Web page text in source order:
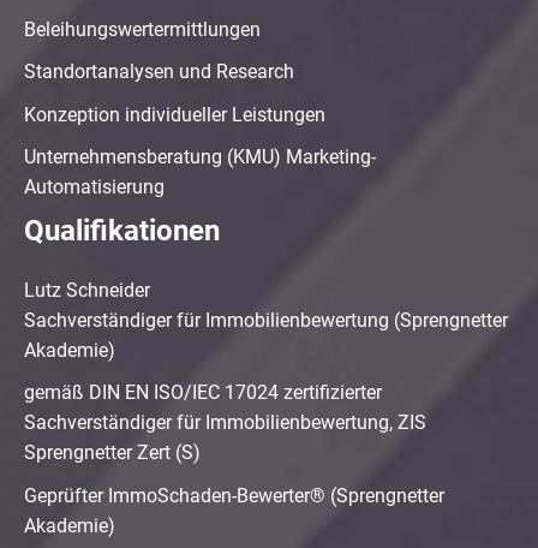
Beleihungswertermittlungen
Standortanalysen und Research
Konzeption individueller Leistungen
Unternehmensberatung (KMU) Marketing-
Automatisierung
Qualifikationen
Lutz Schneider
Sachverständiger für Immobilienbewertung (Sprengnetter
Akademie)
gemäß DIN EN ISO/IEC 17024 zertifizierter
Sachverständiger für Immobilienbewertung, ZIS
Sprengnetter Zert (S)
Geprüfter ImmoSchaden-Bewerter® (Sprengnetter
Akademie)